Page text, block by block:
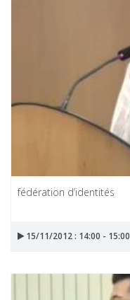
fédération d’identités
15/11/2012 : 14:00 - 15:00